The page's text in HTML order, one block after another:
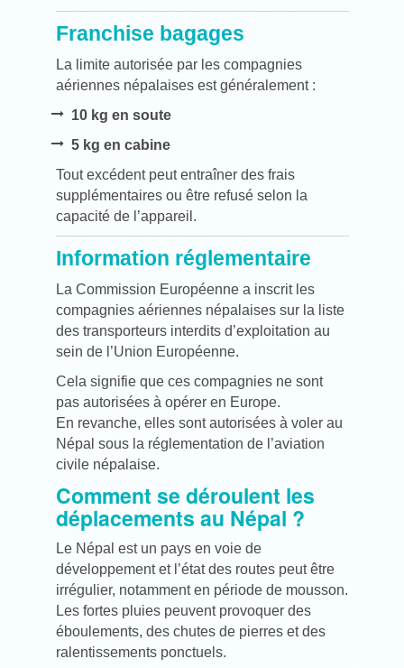
Franchise bagages
La limite autorisée par les compagnies
aériennes népalaises est généralement :
10 kg en soute
5 kg en cabine
Tout excédent peut entraîner des frais
supplémentaires ou être refusé selon la
capacité de l’appareil.
Information réglementaire
La Commission Européenne a inscrit les
compagnies aériennes népalaises sur la liste
des transporteurs interdits d’exploitation au
sein de l’Union Européenne.
Cela signifie que ces compagnies ne sont
pas autorisées à opérer en Europe.
En revanche, elles sont autorisées à voler au
Népal sous la réglementation de l’aviation
civile népalaise.
Comment se déroulent les
déplacements au Népal ?
Le Népal est un pays en voie de
développement et l’état des routes peut être
irrégulier, notamment en période de mousson.
Les fortes pluies peuvent provoquer des
éboulements, des chutes de pierres et des
ralentissements ponctuels.